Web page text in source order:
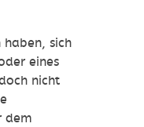
haben, sich
eines
nicht
dem